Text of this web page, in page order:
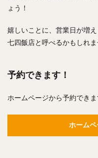
ょう！
嬉しいことに、営業日が増
七四飯店と呼べるかもしれま
予約できます！
ホームページから予約できま
ホームペ